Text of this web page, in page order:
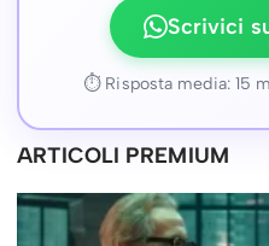
Scrivici
⏱ Risposta media: 15
ARTICOLI PREMIUM